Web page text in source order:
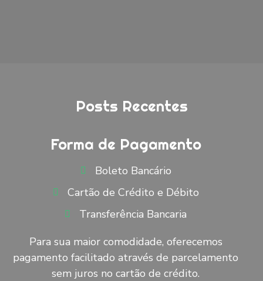
Posts Recentes
Forma de Pagamento
Boleto Bancário
Cartão de Crédito e Débito
Transferência Bancaria
Para sua maior comodidade, oferecemos
pagamento facilitado através de parcelamento
sem juros no cartão de crédito.